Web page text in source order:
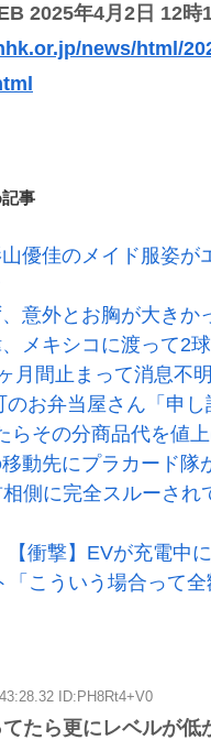
2025年4月2日 12時
news/html/
事
山優佳のメイド服姿が
意外とお胸が大きか
メキシコに渡って2
月間止まって消息不
のお弁当屋さん「申
らその分商品代を値上
動先にプラカード隊
側に完全スルーされ
【衝撃】EVが充電中
「こういう場合って
ID:PH8Rt4+V0
たら更にレベルが低